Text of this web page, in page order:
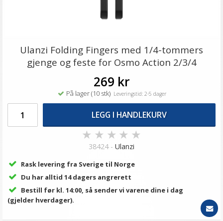
Ulanzi Folding Fingers med 1/4-tommers
gjenge og feste for Osmo Action 2/3/4
269 kr
På lager (10 stk) Leveringstid: 2-5 dager
LEGG I HANDLEKURV
★ ★ ★ ★ ★
38424 - Ulanzi
Rask levering fra Sverige til Norge
Du har alltid 14 dagers angrerett
Bestill før kl. 14:00, så sender vi varene dine i dag
(gjelder hverdager).